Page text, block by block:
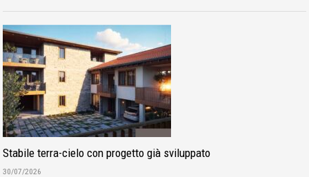
Stabile terra-cielo con progetto già sviluppato
30/07/2026